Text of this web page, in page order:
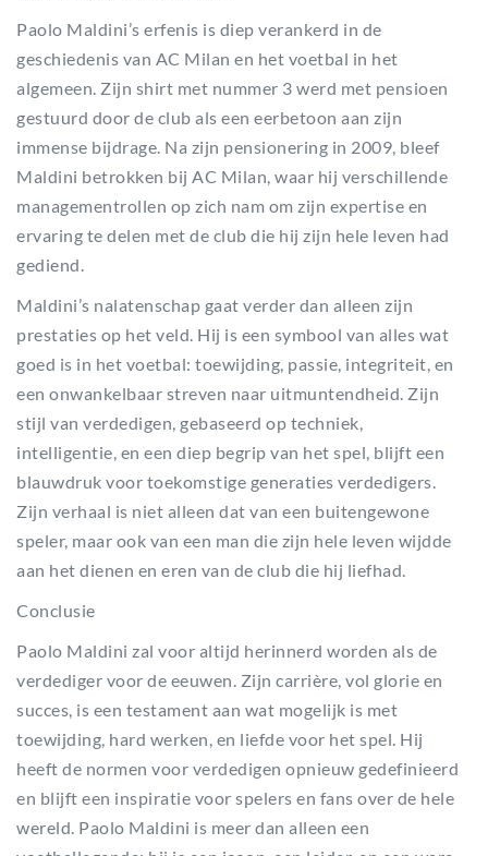
Paolo Maldini’s erfenis is diep verankerd in de
geschiedenis van AC Milan en het voetbal in het
algemeen. Zijn shirt met nummer 3 werd met pensioen
gestuurd door de club als een eerbetoon aan zijn
immense bijdrage. Na zijn pensionering in 2009, bleef
Maldini betrokken bij AC Milan, waar hij verschillende
managementrollen op zich nam om zijn expertise en
ervaring te delen met de club die hij zijn hele leven had
gediend.
Maldini’s nalatenschap gaat verder dan alleen zijn
prestaties op het veld. Hij is een symbool van alles wat
goed is in het voetbal: toewijding, passie, integriteit, en
een onwankelbaar streven naar uitmuntendheid. Zijn
stijl van verdedigen, gebaseerd op techniek,
intelligentie, en een diep begrip van het spel, blijft een
blauwdruk voor toekomstige generaties verdedigers.
Zijn verhaal is niet alleen dat van een buitengewone
speler, maar ook van een man die zijn hele leven wijdde
aan het dienen en eren van de club die hij liefhad.
Conclusie
Paolo Maldini zal voor altijd herinnerd worden als de
verdediger voor de eeuwen. Zijn carrière, vol glorie en
succes, is een testament aan wat mogelijk is met
toewijding, hard werken, en liefde voor het spel. Hij
heeft de normen voor verdedigen opnieuw gedefinieerd
en blijft een inspiratie voor spelers en fans over de hele
wereld. Paolo Maldini is meer dan alleen een